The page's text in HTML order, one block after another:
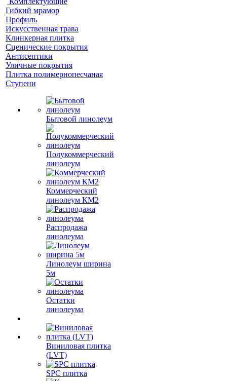
Гибкий мрамор
Профиль
Искусственная трава
Клинкерная плитка
Сценические покрытия
Антисептики
Уличные покрытия
Плитка полимернопесчаная
Ступени
Бытовой линолеум
Полукоммерческий
линолеум
Коммерческий
линолеум КМ2
Распродажа
линолеума
Линолеум ширина
5м
Остатки
линолеума
Виниловая плитка
(LVT)
SPC плитка